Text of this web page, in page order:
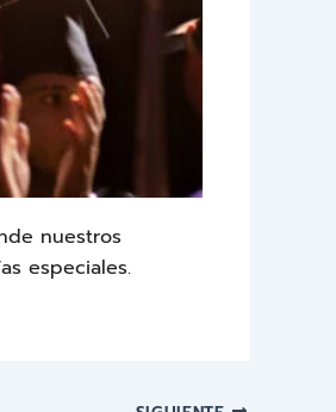
nuestros
especiales.